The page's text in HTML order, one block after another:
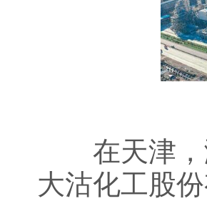
在天津，
大沽化工股